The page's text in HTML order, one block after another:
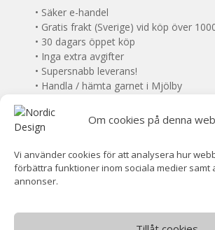
Om cookies på denna
Vi använder cookies för att analysera hur
förbättra funktioner inom sociala medier samt
annonser.
• Säker e-handel
• Gratis frakt (Sverige) vid köp över
• 30 dagars öppet köp
• Inga extra avgifter
• Supersnabb leverans!
• Handla / hämta garnet i Mjölby
• VOEC-registrerad (Norge)
Norsk moms ingår (ingen tullavgift)
©Nordic Design- Alla rättigheter